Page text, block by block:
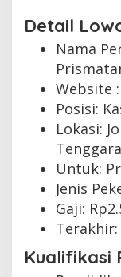
Detail
Nama
Website :
Posisi:
Lokasi:
Untuk:
Jenis
Gaji: Rp
Terakhir:
Kualifikasi